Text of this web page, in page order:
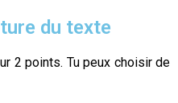
du texte
2 points. Tu peux choisir de